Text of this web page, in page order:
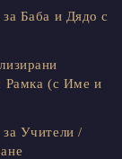
Баба и Дядо с
Рамка (с Име и
Учители /